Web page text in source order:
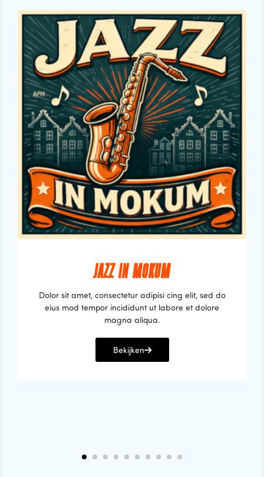
JAZZ IN MOKUM
Dolor sit amet, consectetur adipisi cing elit, sed do
eius mod tempor incididunt ut labore et dolore
magna aliqua.
Bekijken